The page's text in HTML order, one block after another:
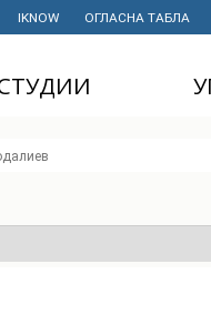
IKNOW ОГЛАСНА ТАБЛА
СТУДИИ